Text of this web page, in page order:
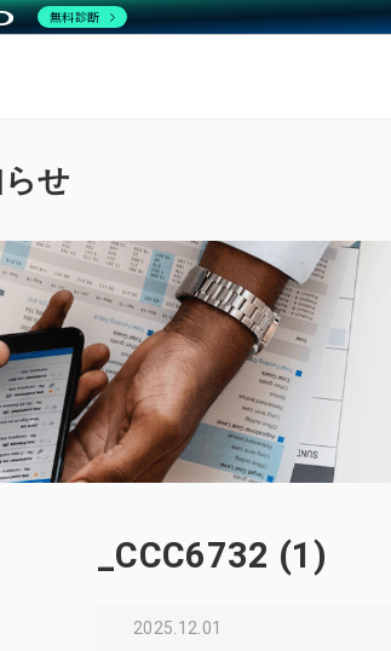
会社を知る
ミッション
事業内容
働き方
せ
_CCC6732 (1)
2025.12.01
無料診断